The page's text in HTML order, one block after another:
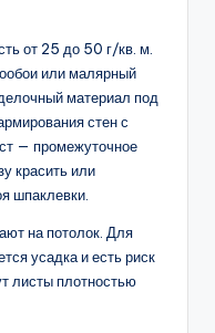
от 25 до 50 г/кв. м.
или малярный
материал под
стен с
— промежуточное
красить или
шпаклевки.
на потолок. Для
усадка и есть риск
листы плотностью